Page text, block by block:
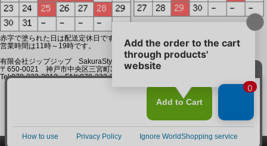
赤字で塗られた日は配送定休日です。
営業時間は11時～19時です。
有限会社ジップジップ SakuraStyle通販事業部
〒650-0021 神戸市中央区三宮町3-9-19イトウビル1,4F
Tel:078-332-2013 FAX:078-333-6644
このページをPC用に切り替え